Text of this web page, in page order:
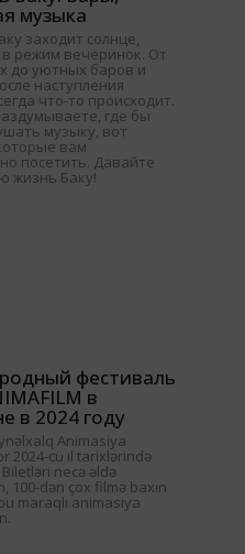
музыка
заходит солнце,
режим вечеринок. От
до уютных баров и
наступления
что-то происходит.
где бы
музыку, вот
вам
посетить. Давайте
жизнь Баку!
фестиваль
в
в 2024 году
Animasiya
2024-cü il tarixlərində
necə əldə
100-dən çox filmə baxın
maraqlı animasiya